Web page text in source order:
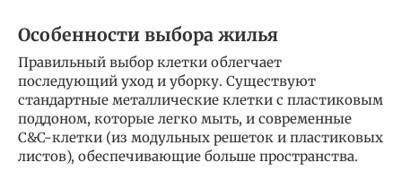
Особенности выбора жилья
Правильный выбор клетки облегчает
последующий уход и уборку. Существуют
стандартные металлические клетки с пластиковым
поддоном, которые легко мыть, и современные
C&C-клетки (из модульных решеток и пластиковых
листов), обеспечивающие больше пространства.